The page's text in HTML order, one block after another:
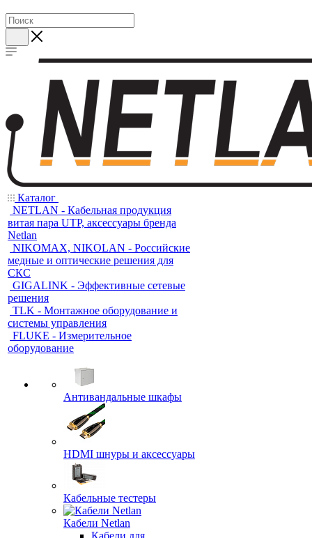
Каталог
NETLAN - Кабельная продукция
витая пара UTP, аксессуары бренда
Netlan
NIKOMAX, NIKOLAN - Российские
медные и оптические решения для
СКС
GIGALINK - Эффективные сетевые
решения
TLK - Монтажное оборудование и
системы управления
FLUKE - Измерительное
оборудование
Антивандальные шкафы
HDMI шнуры и аксессуары
Кабельные тестеры
Кабели Netlan
Кабели для